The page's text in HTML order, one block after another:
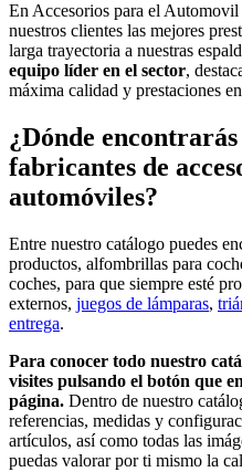
En Accesorios para el
nuestros clientes las mejores
larga trayectoria a nuestras
equipo líder en el sector,
máxima calidad y prestaciones
¿Dónde
fabricantes de
automóviles?
Entre nuestro catálogo puedes
productos, alfombrillas para
coches, para que siempre esté
externos, juegos de lámparas,
entrega.
Para conocer todo nuestro
visites pulsando el botón que
página. Dentro de nuestro
referencias, medidas y
artículos, así como todas las
puedas valorar por ti mismo la